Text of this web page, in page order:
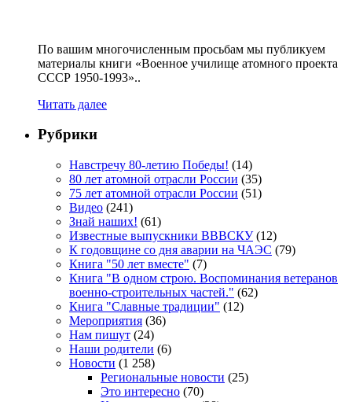
По вашим многочисленным просьбам мы публикуем
материалы книги «Военное училище атомного проекта
СССР 1950-1993»..
Читать далее
Рубрики
Навстречу 80-летию Победы! (14)
80 лет атомной отрасли России (35)
75 лет атомной отрасли России (51)
Видео (241)
Знай наших! (61)
Известные выпускники ВВВСКУ(12)
К годовщине со дня аварии на ЧАЭС (79)
Книга "50 лет вместе" (7)
Книга "В одном строю. Воспоминания ветеранов
военно-строительных частей." (62)
Книга "Славные традиции" (12)
Мероприятия (36)
Нам пишут (24)
Наши родители (6)
Новости (1 258)
Региональные новости (25)
Это интересно (70)